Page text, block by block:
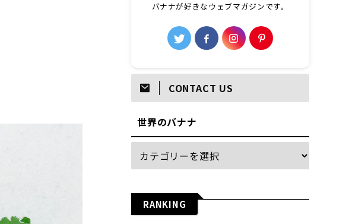
バナナが好きなウェブマガジンです。
CONTACT US
世界のバナナ
RANKING